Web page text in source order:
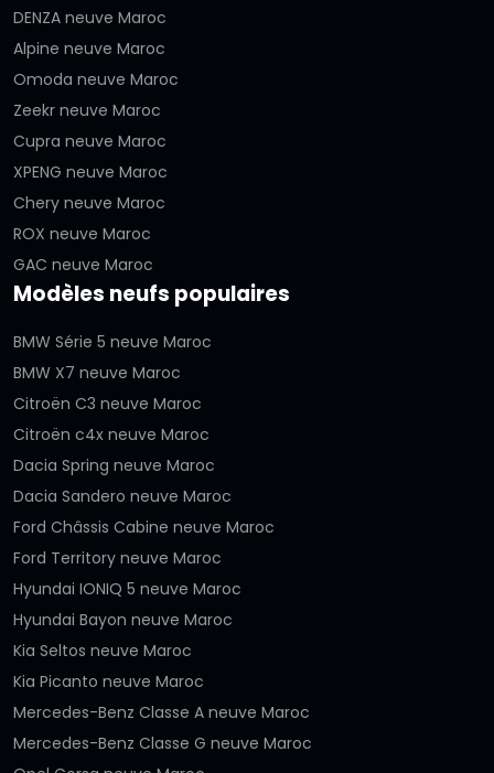
DENZA neuve Maroc
Alpine neuve Maroc
Omoda neuve Maroc
Zeekr neuve Maroc
Cupra neuve Maroc
XPENG neuve Maroc
Chery neuve Maroc
ROX neuve Maroc
GAC neuve Maroc
Modèles neufs populaires
BMW Série 5 neuve Maroc
BMW X7 neuve Maroc
Citroën C3 neuve Maroc
Citroën c4x neuve Maroc
Dacia Spring neuve Maroc
Dacia Sandero neuve Maroc
Ford Châssis Cabine neuve Maroc
Ford Territory neuve Maroc
Hyundai IONIQ 5 neuve Maroc
Hyundai Bayon neuve Maroc
Kia Seltos neuve Maroc
Kia Picanto neuve Maroc
Mercedes-Benz Classe A neuve Maroc
Mercedes-Benz Classe G neuve Maroc